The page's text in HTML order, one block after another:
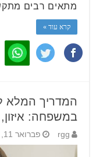
מתאים רבים
קרא עוד »
המדריך המלא
במשפחה:
rgg פברואר 11, 2026